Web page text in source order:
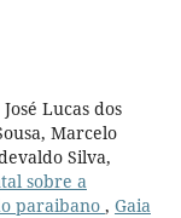
Lucas dos
Marcelo
Silva,
sobre a
paraibano , Gaia